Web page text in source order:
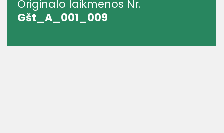
Originalo laikmenos Nr.
Gšt_A_001_009